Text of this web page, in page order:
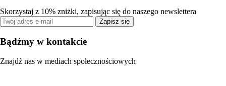
Skorzystaj z 10% zniżki, zapisując się do naszego newslettera
Zapisz się
Bądźmy w kontakcie
Znajdź nas w mediach społecznościowych